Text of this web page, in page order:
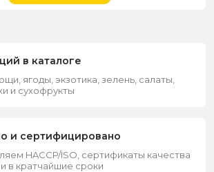
в каталоге
ягоды, экзотика, зелень, салаты,
и сухофрукты
и сертифицировано
HACCP/ISO, сертификаты качества
в кратчайшие сроки